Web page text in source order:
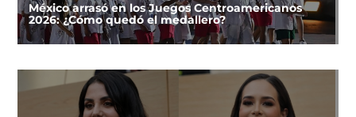
México arrasó en los Juegos Centroamericanos
2026: ¿Cómo quedó el medallero?